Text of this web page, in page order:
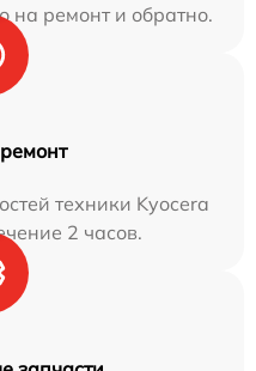
на ремонт и обратно.
техники Kyocera
2 часов.